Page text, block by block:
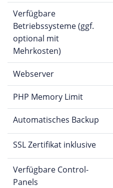
Verfügbare
Betriebssysteme (ggf.
optional mit
Mehrkosten)
Webserver
PHP Memory Limit
Automatisches Backup
SSL Zertifikat inklusive
Verfügbare Control-
Panels